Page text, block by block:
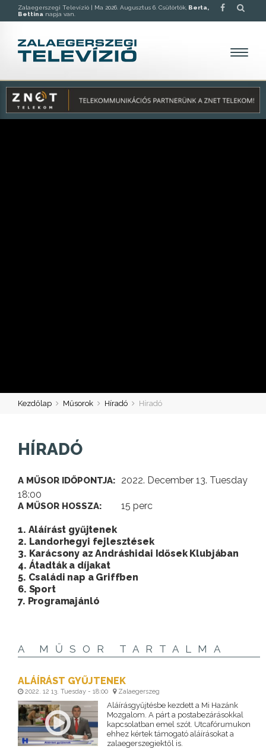
Zalaegerszegi Televízió | Ma 2026. Augusztus 6. Csütörtök, Berta,
Bettina napja van.
Kezdőlap Műsorok Híradó Híradó
HÍRADÓ
A MŰSOR IDŐPONTJA:
2022. December 13. Tuesday
18:00
A MŰSOR HOSSZA: 15 perc
1. Aláírást gyűjtenek
2. Landorhegyi fejlesztések
3. Karácsony az Andráshidai Idősek Klubjában
4. Átadták a díjakat
5. Családi nap a Griffben
6. Sport
7. Programajánló
A MŰSOR TARTALMA
ALÁÍRÁST GYŰJTENEK
2022. 12 13. Tuesday - 18:00 Zalaegerszeg
Aláírásgyűjtésbe kezdett a Mi Hazánk
Mozgalom. A párt a postabezárásokkal
kapcsolatban emel szót. Utcafórumukon
ehhez kértek támogató aláírásokat a
zalaegerszegiektől is.